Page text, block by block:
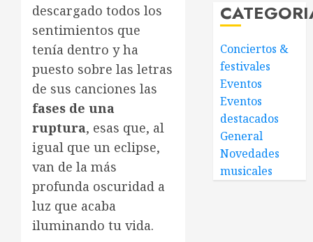
descargado todos los
sentimientos que
tenía dentro y ha
puesto sobre las letras
de sus canciones las
fases de una
ruptura, esas que, al
igual que un eclipse,
van de la más
profunda oscuridad a
luz que acaba
iluminando tu vida.
Conciertos &
festivales
Eventos
Eventos
destacados
General
Novedades
musicales